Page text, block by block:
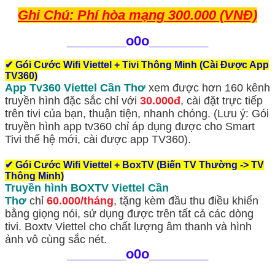
Ghi Chú: Phí hòa mạng 300.000 (VNĐ)
o0o________
✔ Gói Cước Wifi Viettel + Tivi Thông Minh (Cài Được App
TV360)
App Tv360 Viettel Cần Thơ xem được hơn 160 kênh
truyền hình đặc sắc chỉ với 30.000đ, cài đặt trực tiếp
trên tivi của bạn, thuận tiện, nhanh chóng. (Lưu ý: Gói
truyền hình app tv360 chỉ áp dụng được cho Smart
Tivi thế hệ mới, cài được app TV360).
✔ Gói Cước Wifi Viettel + BoxTV (Biến TV Thường -> TV
Thông Minh)
Truyền hình BOXTV Viettel Cần
Thơ chỉ 60.000/tháng, tặng kèm đầu thu điều khiển
bằng giọng nói, sử dụng được trên tất cả các dòng
tivi. Boxtv Viettel cho chất lượng âm thanh và hình
ảnh vô cùng sắc nét.
o0o________